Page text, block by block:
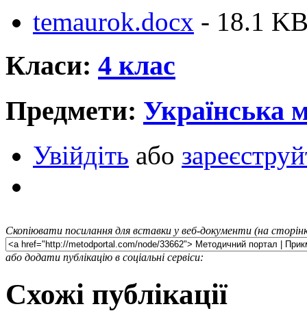
temaurok.docx - 18.1
Класи: 4 клас
Предмети: Українська
Увійдіть або
Скопіювати посилання для вставки у веб-документи (на
або додати публікацію в соціальні сервіси:
Схожі публікації